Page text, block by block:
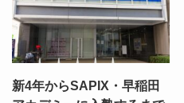
新4年からSAPIX・早稲田